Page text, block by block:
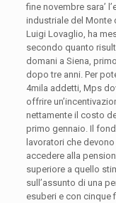
fine novembre sara’
industriale del Monte
Luigi Lovaglio, ha
secondo quanto
domani a Siena,
dopo tre anni. Per
4mila addetti, Mps
offrire
nettamente il costo
primo gennaio. Il
lavoratori che
accedere alla
superiore a quello
sull’assunto di una
esuberi e con cinque